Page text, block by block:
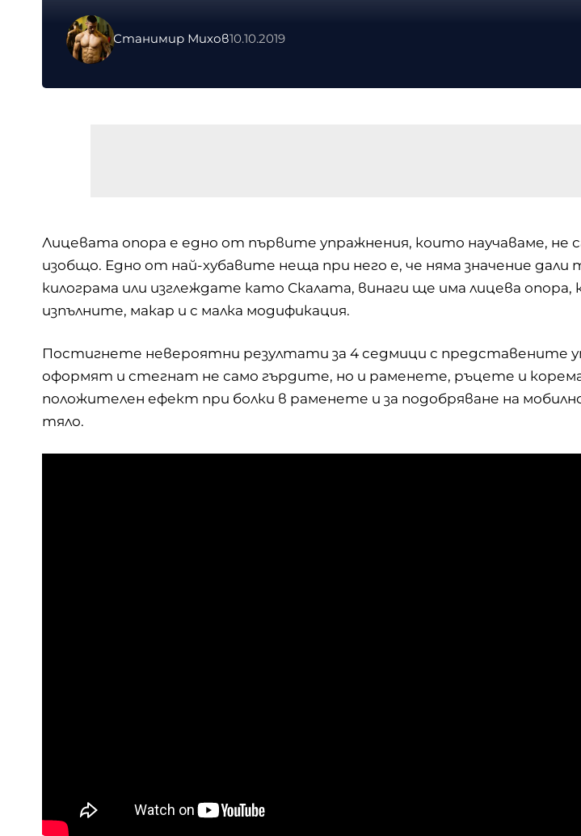
Станимир Михов10.10.2019
Лицевата опора е едно от първите упражнения, които научаваме, не
изобщо. Едно от най-хубавите неща при него е, че няма значение дали
килограма или изглеждате като Скалата, винаги ще има лицева
изпълните, макар и с малка модификация.
Постигнете невероятни резултати за 4 седмици с представените
оформят и стегнат не само гърдите, но и раменете, ръцете и
положителен ефект при болки в раменете и за подобряване на
тяло.